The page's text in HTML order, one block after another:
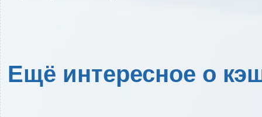
Ещё интересное о